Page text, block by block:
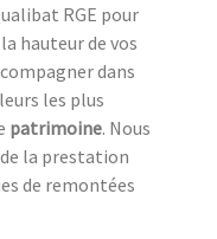
RGE pour
hauteur de vos
dans
les plus
patrimoine. Nous
la prestation
de remontées